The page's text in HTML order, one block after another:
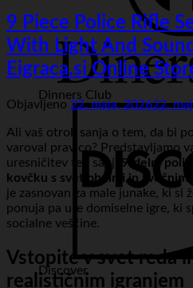
Dinners Club
Discover
9 Piece Police Rifle
With Light And
Eigraca.si Online
Objavljeno 22. maja, 202622.
Ali vaš otrok sanja o tem, da bi
varoval pravico? Predstavljamo
uresničitev teh sanj:
9-delni
kovčku s svetlobnimi in
je zasnovan za male junake, ki si
ponuja pa ure domiselne igre, ki
socialne veščine.
Vstopite v svet reda
realističnim igranjem